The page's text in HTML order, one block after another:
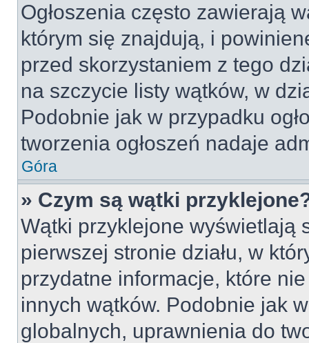
Ogłoszenia często zawierają
którym się znajdują, i
przed skorzystaniem z tego
na szczycie listy wątków, w
Podobnie jak w przypadku
tworzenia ogłoszeń nadaje
Góra
» Czym są wątki
Wątki przyklejone wyświetlają
pierwszej stronie działu, w
przydatne informacje, które
innych wątków. Podobnie jak
globalnych, uprawnienia do